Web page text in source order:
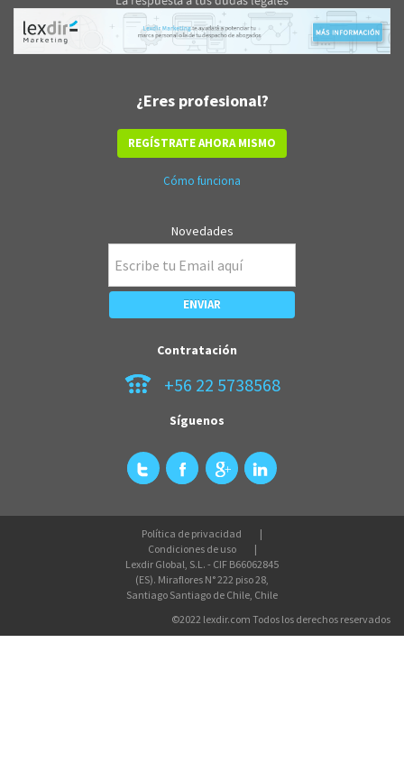
¿Eres profesional?
REGÍSTRATE AHORA MISMO
Cómo funciona
Novedades
Contratación
+56 22 5738568
Síguenos
Política de privacidad
Condiciones de uso
Lexdir Global, S.L. - CIF B66062845
(ES). Miraflores N° 222 piso 28,
Santiago Santiago de Chile, Chile
©2022 lexdir.com Todos los derechos reservados